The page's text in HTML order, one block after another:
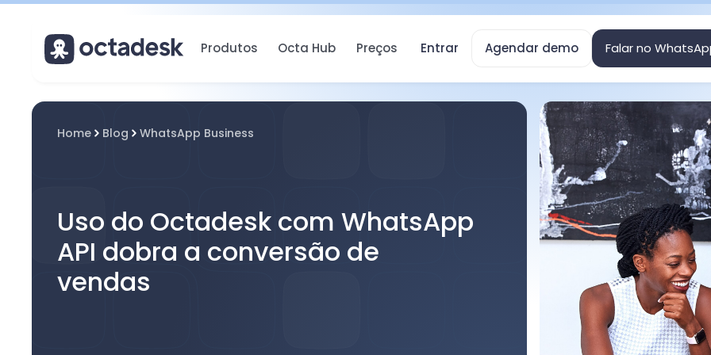
Entrar Agendar demo Falar no
Produtos Octa Hub Preços
Home Blog WhatsApp Business
Uso do Octadesk com WhatsApp
API dobra a conversão de
vendas